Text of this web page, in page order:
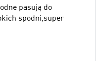
pasują do
spodni,super